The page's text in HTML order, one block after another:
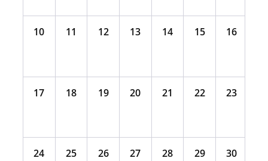
10 11 12 13 14 15 16
17 18 19 20 21 22 23
24 25 26 27 28 29 30